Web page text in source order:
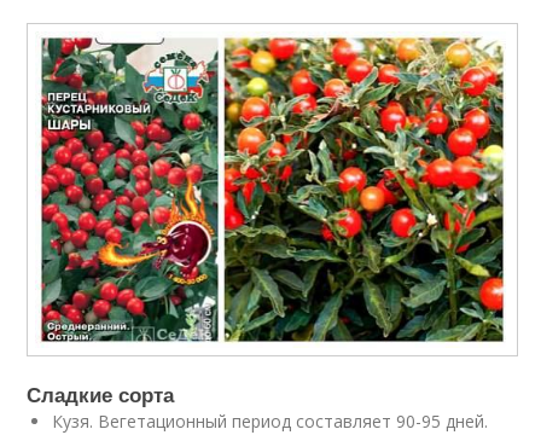
Сладкие сорта
Кузя. Вегетационный период составляет 90-95 дней.